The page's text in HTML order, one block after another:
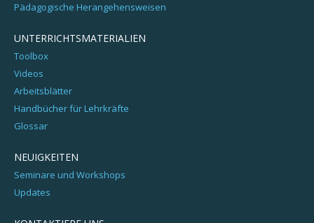
Pädagogische Herangehensweisen
UNTERRICHTSMATERIALIEN
Toolbox
Videos
Arbeitsblätter
Handbücher für Lehrkräfte
Glossar
NEUIGKEITEN
Seminare und Workshops
Updates